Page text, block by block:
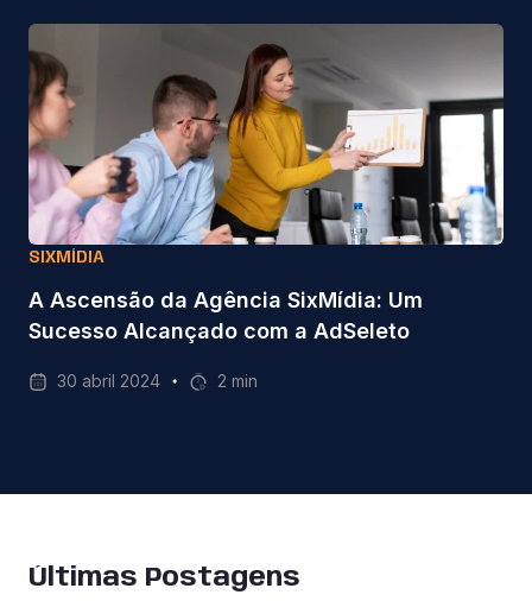
SIXMÍDIA
A Ascensão da Agência SixMídia: Um
Sucesso Alcançado com a AdSeleto
30 abril 2024
Últimas Postagens